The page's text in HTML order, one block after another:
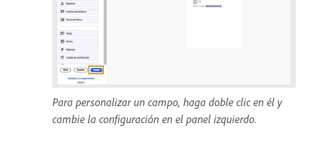
Para personalizar un campo, haga doble clic en él y
cambie la configuración en el panel izquierdo.